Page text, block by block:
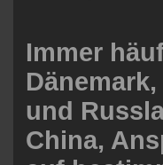
Immer
und
China,